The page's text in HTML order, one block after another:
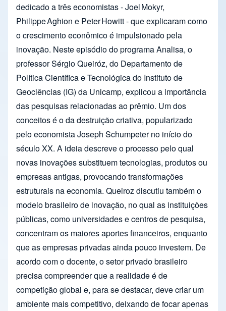
dedicado a três economistas - Joel Mokyr,
Philippe Aghion e Peter Howitt - que explicaram como
o crescimento econômico é impulsionado pela
inovação. Neste episódio do programa Analisa, o
professor Sérgio Queiróz, do Departamento de
Política Científica e Tecnológica do Instituto de
Geociências (IG) da Unicamp, explicou a importância
das pesquisas relacionadas ao prêmio. Um dos
conceitos é o da destruição criativa, popularizado
pelo economista Joseph Schumpeter no início do
século XX. A ideia descreve o processo pelo qual
novas inovações substituem tecnologias, produtos ou
empresas antigas, provocando transformações
estruturais na economia. Queiroz discutiu também o
modelo brasileiro de inovação, no qual as instituições
públicas, como universidades e centros de pesquisa,
concentram os maiores aportes financeiros, enquanto
que as empresas privadas ainda pouco investem. De
acordo com o docente, o setor privado brasileiro
precisa compreender que a realidade é de
competição global e, para se destacar, deve criar um
ambiente mais competitivo, deixando de focar apenas